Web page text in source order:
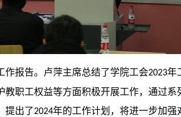
作报告。卢萍主席总结了学院工会2023年
职工权益等方面积极开展工作，通过
提出了2024年的工作计划，将进一步加强